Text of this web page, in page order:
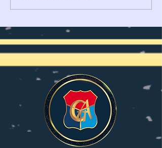
EL ESTRECHO DE
RUTAS MARÍTIMAS